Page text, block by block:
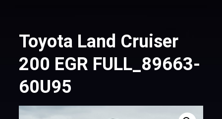
Toyota Land Cruiser
200 EGR FULL_89663-
60U95